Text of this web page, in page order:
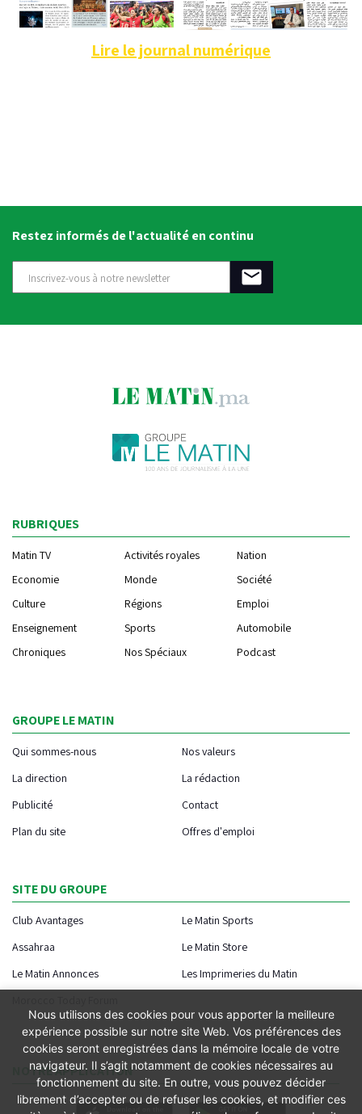
Lire le journal numérique
Restez informés de l'actualité en continu
RUBRIQUES
Matin TV Activités royales
Nation
Economie
Monde
Société
Culture
Régions
Emploi
Enseignement
Sports
Automobile
Chroniques
Nos Spéciaux Podcast
GROUPE LE MATIN
Qui sommes-nous
Nos valeurs
La direction
La rédaction
Publicité
Contact
Plan du site
Offres d'emploi
SITE DU GROUPE
Club Avantages
Le Matin Sports
Assahraa
Le Matin Store
Le Matin Annonces
Les Imprimeries du Matin
NOTRE APPLICATION
Nous utilisons des cookies pour vous apporter la meilleure
expérience possible sur notre site Web. Vos préférences des
cookies seront enregistrées dans la mémoire locale de votre
navigateur. Il s’agit notamment de cookies nécessaires au
fonctionnement du site. En outre, vous pouvez décider
librement d’accepter ou de refuser les cookies, et modifier ces